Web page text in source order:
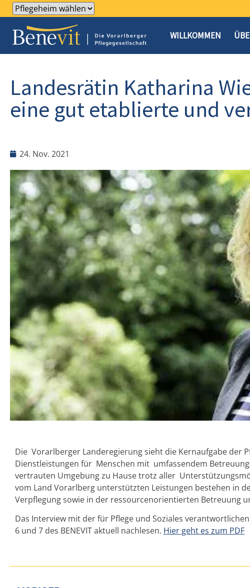
WILLKOMMEN
Landesrätin Katharina
eine gut etablierte und
24. Nov. 2021
Die Vorarlberger Landeregierung sieht die Kernaufgabe der
Dienstleistungen für Menschen mit umfassendem
vertrauten Umgebung zu Hause trotz aller
vom Land Vorarlberg unterstützten Leistungen bestehen in
Verpflegung sowie in der ressourcenorientierten Betreuung
Das Interview mit der für Pflege und Soziales
6 und 7 des BENEVIT aktuell nachlesen. Hier geht es zum PDF